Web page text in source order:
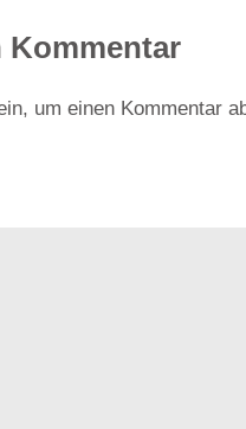
Kommentar
um einen Kommentar